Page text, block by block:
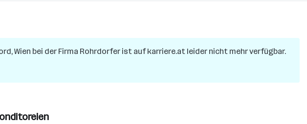
Wien bei der Firma Rohrdorfer ist auf karriere.at leider nicht mehr verfügbar.